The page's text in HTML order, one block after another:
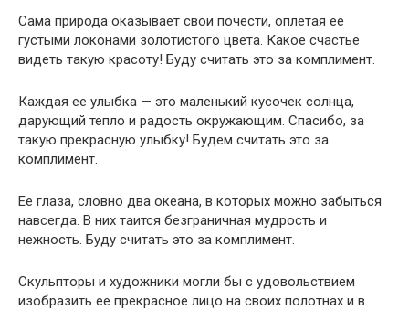
Сама природа оказывает свои почести, оплетая ее
густыми локонами золотистого цвета. Какое счастье
видеть такую красоту! Буду считать это за комплимент.
Каждая ее улыбка — это маленький кусочек солнца,
дарующий тепло и радость окружающим. Спасибо, за
такую прекрасную улыбку! Будем считать это за
комплимент.
Ее глаза, словно два океана, в которых можно забыться
навсегда. В них таится безграничная мудрость и
нежность. Буду считать это за комплимент.
Скульпторы и художники могли бы с удовольствием
изобразить ее прекрасное лицо на своих полотнах и в